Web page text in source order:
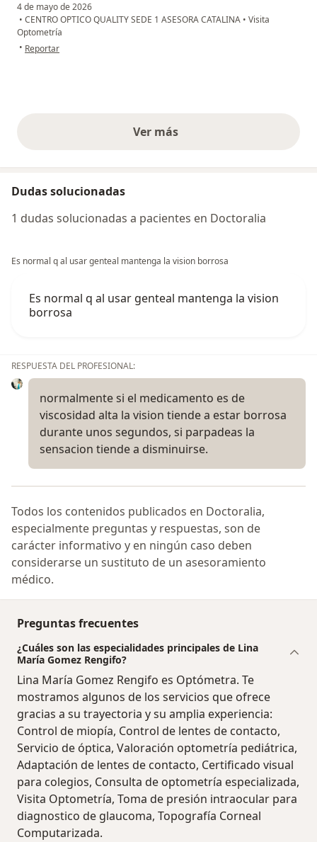
4 de mayo de 2026
• CENTRO OPTICO QUALITY SEDE 1 ASESORA CATALINA • Visita
Optometría
• en opinión del usuario Jefferson Melo
Reportar
Ver másopiniones anteriores
Dudas solucionadas
1 dudas solucionadas a pacientes en Doctoralia
Es normal q al usar genteal mantenga la vision borrosa
Es normal q al usar genteal mantenga la vision
borrosa
RESPUESTA DEL PROFESIONAL:
normalmente si el medicamento es de
viscosidad alta la vision tiende a estar borrosa
durante unos segundos, si parpadeas la
sensacion tiende a disminuirse.
Todos los contenidos publicados en Doctoralia,
especialmente preguntas y respuestas, son de
carácter informativo y en ningún caso deben
considerarse un sustituto de un asesoramiento
médico.
Preguntas frecuentes
¿Cuáles son las especialidades principales de Lina
María Gomez Rengifo?
Lina María Gomez Rengifo es Optómetra. Te
mostramos algunos de los servicios que ofrece
gracias a su trayectoria y su amplia experiencia:
Control de miopía, Control de lentes de contacto,
Servicio de óptica, Valoración optometría pediátrica,
Adaptación de lentes de contacto, Certificado visual
para colegios, Consulta de optometría especializada,
Visita Optometría, Toma de presión intraocular para
diagnostico de glaucoma, Topografía Corneal
Computarizada.